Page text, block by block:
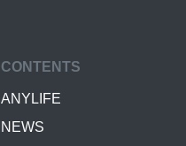
CONTENTS
ANYLIFE
NEWS